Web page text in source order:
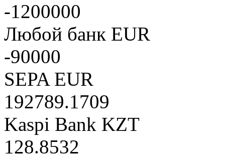
-1200000
Любой банк EUR
-90000
SEPA EUR
192789.1709
Kaspi Bank KZT
128.8532